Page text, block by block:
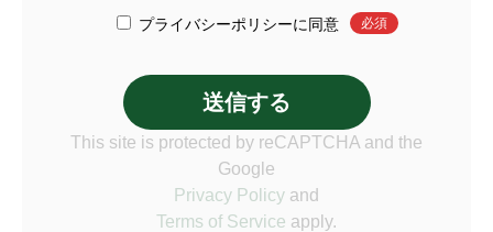
報」は、氏名、住所など個人を識別できる情報を指しま
当社は個人情報の取得時、利用目的を可能な限り特定
プライバシーポリシーに同意 必須
This site is protected by reCAPTCHA and the
Google
Privacy Policy and
Terms of Service apply.